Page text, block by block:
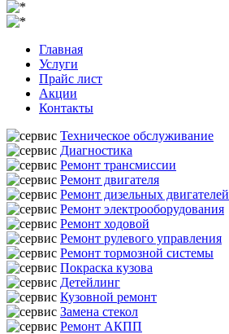
Главная
Услуги
Прайс лист
Акции
Контакты
Техническое обслуживание
Диагностика
Ремонт трансмиссии
Ремонт двигателя
Ремонт дизельных двигателей
Ремонт электрооборудования
Ремонт ходовой
Ремонт рулевого управления
Ремонт тормозной системы
Покраска кузова
Детейлинг
Кузовной ремонт
Замена стекол
Ремонт АКПП